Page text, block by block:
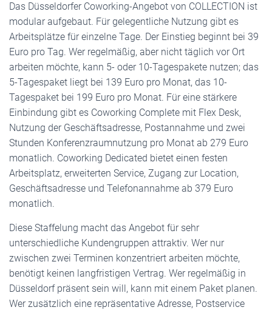
Das Düsseldorfer Coworking-Angebot von COLLECTION ist
modular aufgebaut. Für gelegentliche Nutzung gibt es
Arbeitsplätze für einzelne Tage. Der Einstieg beginnt bei 39
Euro pro Tag. Wer regelmäßig, aber nicht täglich vor Ort
arbeiten möchte, kann 5- oder 10-Tagespakete nutzen; das
5-Tagespaket liegt bei 139 Euro pro Monat, das 10-
Tagespaket bei 199 Euro pro Monat. Für eine stärkere
Einbindung gibt es Coworking Complete mit Flex Desk,
Nutzung der Geschäftsadresse, Postannahme und zwei
Stunden Konferenzraumnutzung pro Monat ab 279 Euro
monatlich. Coworking Dedicated bietet einen festen
Arbeitsplatz, erweiterten Service, Zugang zur Location,
Geschäftsadresse und Telefonannahme ab 379 Euro
monatlich.
Diese Staffelung macht das Angebot für sehr
unterschiedliche Kundengruppen attraktiv. Wer nur
zwischen zwei Terminen konzentriert arbeiten möchte,
benötigt keinen langfristigen Vertrag. Wer regelmäßig in
Düsseldorf präsent sein will, kann mit einem Paket planen.
Wer zusätzlich eine repräsentative Adresse, Postservice